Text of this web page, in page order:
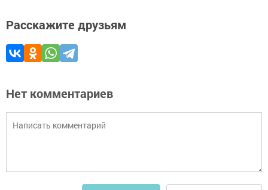
Расскажите друзьям
Нет комментариев